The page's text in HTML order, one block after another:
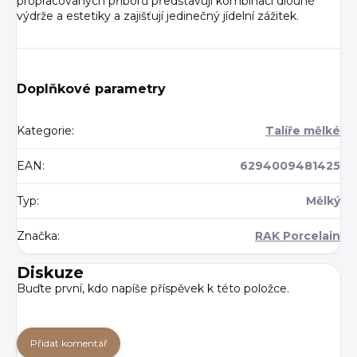
výdrže a estetiky a zajišťují jedinečný jídelní zážitek.
Doplňkové parametry
Kategorie: Talíře mělké
EAN: 6294009481425
Typ: Mělký
Značka: RAK Porcelain
Diskuze
Buďte první, kdo napíše příspěvek k této položce.
Přidat komentář